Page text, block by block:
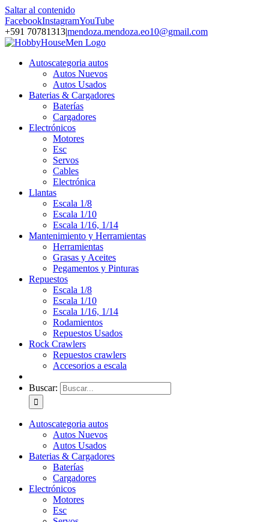
Saltar al contenido
FacebookInstagramYouTube
+591 70781313|mendoza.mendoza.eo10@gmail.com
Autoscategoria autos
Autos Nuevos
Autos Usados
Baterias & Cargadores
Baterías
Cargadores
Electrónicos
Motores
Esc
Servos
Cables
Electrónica
Llantas
Escala 1/8
Escala 1/10
Escala 1/16, 1/14
Mantenimiento y Herramientas
Herramientas
Grasas y Aceites
Pegamentos y Pinturas
Repuestos
Escala 1/8
Escala 1/10
Escala 1/16, 1/14
Rodamientos
Repuestos Usados
Rock Crawlers
Repuestos crawlers
Accesorios a escala
Buscar:
Autoscategoria autos
Autos Nuevos
Autos Usados
Baterias & Cargadores
Baterías
Cargadores
Electrónicos
Motores
Esc